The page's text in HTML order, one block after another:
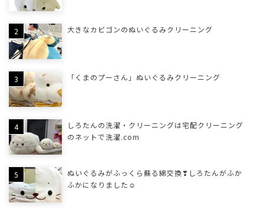
大きなカビゴンのぬいぐるみクリーニング
「くまのプーさん」ぬいぐるみクリーニング
しろたんの洗濯・クリーニングは宅配クリーニング
のネットで洗濯.com
ぬいぐるみがふっくら蘇る綿交換❣しろたんがふか
ふかになりました☺